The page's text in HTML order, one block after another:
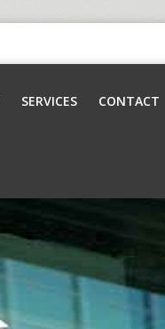
SERVICES CONTACT